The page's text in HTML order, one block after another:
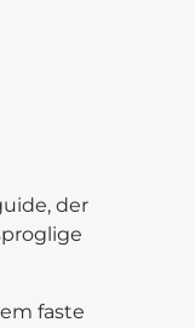
der
faste